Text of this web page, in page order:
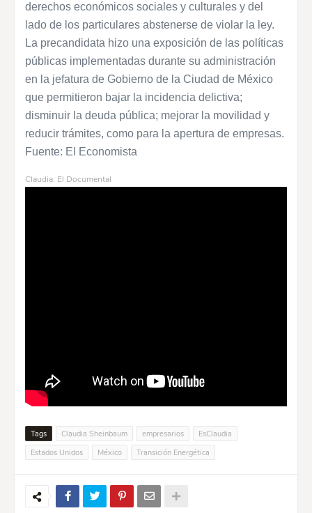
derechos económicos sociales y culturales y del
lado de los particulares abstenerse de violar la ley.
La precandidata hizo una exposición de las políticas
públicas implementadas durante su administración
en la jefatura de Gobierno de la Ciudad de México
que permitieron bajar la incidencia delictiva;
disminuir la deuda pública; mejorar la movilidad y
reducir trámites, como para la apertura de empresas.
Fuente: El Economista
Claudia: El Documental
Tags Claudia Sheinbaum empresarios
EsClaudia
Estados Unidos
México Transición Energética